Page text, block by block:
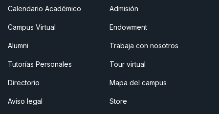
Calendario Académico
Campus Virtual
Alumni
Tutorías Personales
Directorio
Aviso legal
Admisión
Endowment
Trabaja con nosotros
Tour virtual
Mapa del campus
Store